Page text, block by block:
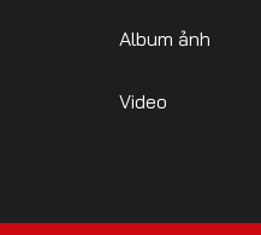
Album ảnh
Video